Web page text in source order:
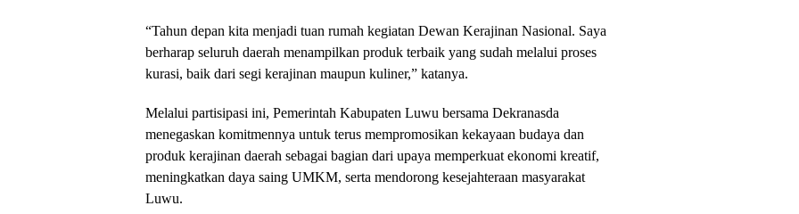
“Tahun depan kita menjadi tuan rumah kegiatan Dewan Kerajinan Nasional. Saya
berharap seluruh daerah menampilkan produk terbaik yang sudah melalui proses
kurasi, baik dari segi kerajinan maupun kuliner,” katanya.
Melalui partisipasi ini, Pemerintah Kabupaten Luwu bersama Dekranasda
menegaskan komitmennya untuk terus mempromosikan kekayaan budaya dan
produk kerajinan daerah sebagai bagian dari upaya memperkuat ekonomi kreatif,
meningkatkan daya saing UMKM, serta mendorong kesejahteraan masyarakat
Luwu.